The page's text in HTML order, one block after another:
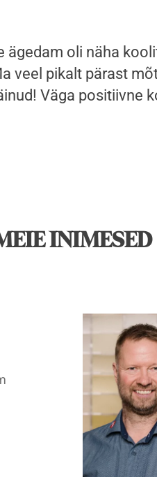
oli näha
veel pikalt pärast
Väga positiivne
INIMESED